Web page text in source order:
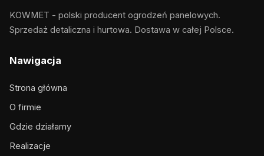
KOWMET - polski producent ogrodzeń panelowych.
Sprzedaż detaliczna i hurtowa. Dostawa w całej Polsce.
Nawigacja
Strona główna
O firmie
Gdzie działamy
Realizacje